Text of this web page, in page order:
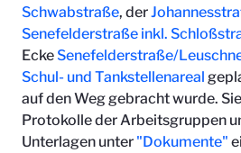
Schwabstraße, der
Senefelderstraße inkl.
Ecke Senefelderstraße/
Schul- und Tankstellenareal
auf den Weg gebracht wurde.
Protokolle der Arbeitsgruppen
Unterlagen unter "Dokumente"